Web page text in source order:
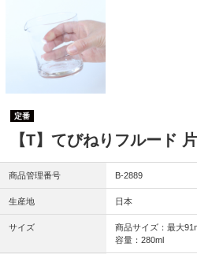
定番
【T】てびねりフルード
商品管理番号 B-2889
生産地 日本
サイズ
商品サイズ：最大
容量：280ml